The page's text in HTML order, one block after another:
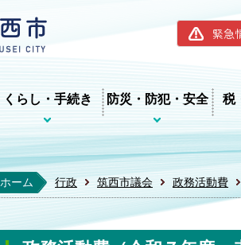
筑西市ホ
緊急
くらし・手続き 防災・防犯・安全 税
ホーム 行政 筑西市議会 政務活動費